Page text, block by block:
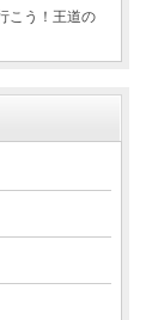
こう！王道の